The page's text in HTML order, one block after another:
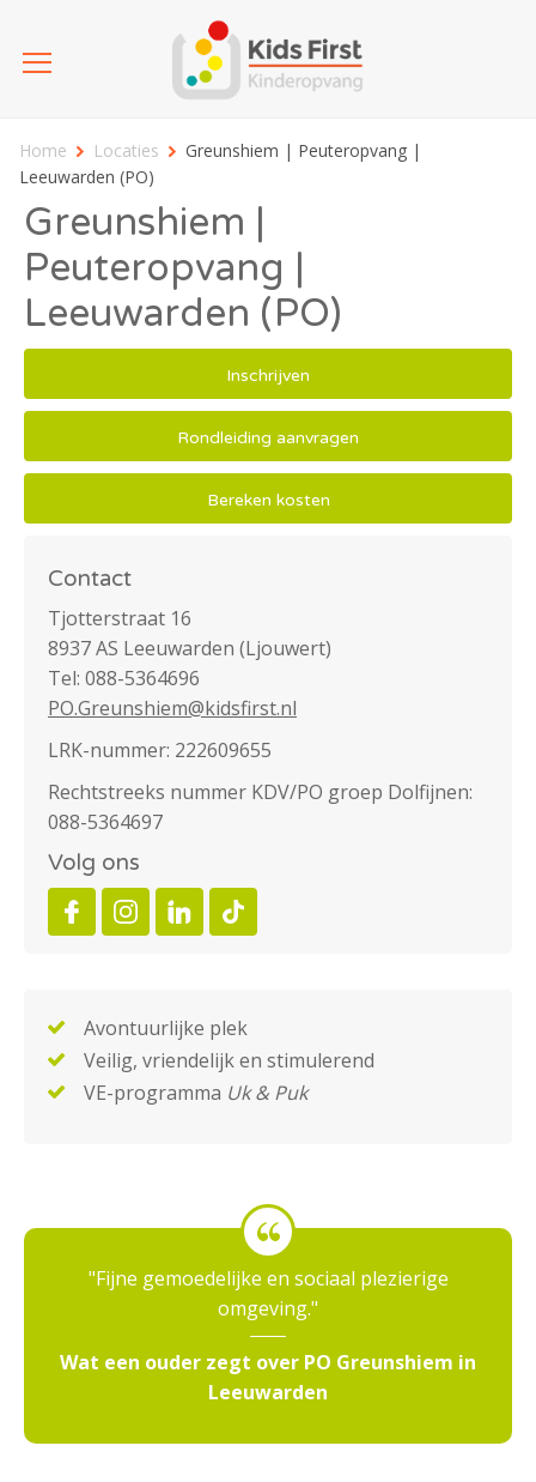
Home Locaties
Greunshiem | Peuteropvang |
Leeuwarden (PO)
Greunshiem |
Peuteropvang |
Leeuwarden (PO)
Inschrijven
Rondleiding aanvragen
Bereken kosten
Contact
Tjotterstraat 16
8937 AS Leeuwarden (Ljouwert)
Tel: 088-5364696
PO.Greunshiem@kidsfirst.nl
LRK-nummer: 222609655
Rechtstreeks nummer KDV/PO groep Dolfijnen:
088-5364697
Volg ons
Avontuurlijke plek
Veilig, vriendelijk en stimulerend
VE-programma Uk & Puk
Fijne gemoedelijke en sociaal plezierige
omgeving.
Wat een ouder zegt over PO Greunshiem in
Leeuwarden